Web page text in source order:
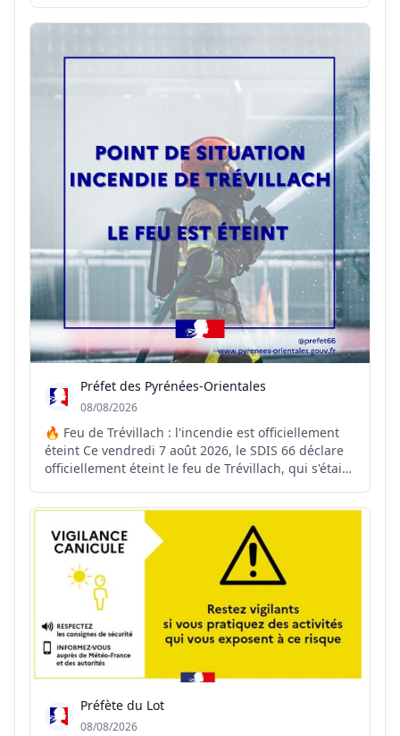
stationnement motorisés à compter de ce vendredi
Préfet des Pyrénées-Orientales
08/08/2026
🔥 Feu de Trévillach : l'incendie est officiellement
éteint Ce vendredi 7 août 2026, le SDIS 66 déclare
officiellement éteint le feu de Trévillach, qui s'était
juillet, l'incendie a ensuite fait l'objet de près d'un
mois de surveillance renforcé...
Préfète du Lot
08/08/2026